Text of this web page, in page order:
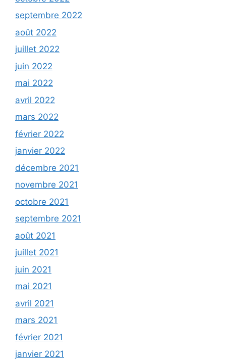
septembre 2022
août 2022
juillet 2022
juin 2022
mai 2022
avril 2022
mars 2022
février 2022
janvier 2022
décembre 2021
novembre 2021
octobre 2021
septembre 2021
août 2021
juillet 2021
juin 2021
mai 2021
avril 2021
mars 2021
février 2021
janvier 2021